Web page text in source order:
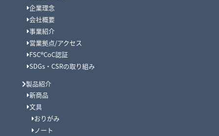
企業理念
会社概要
事業紹介
営業拠点/アクセス
FSC®CoC認証
SDGs・CSRの取り組み
製品紹介
新商品
文具
おりがみ
ノート